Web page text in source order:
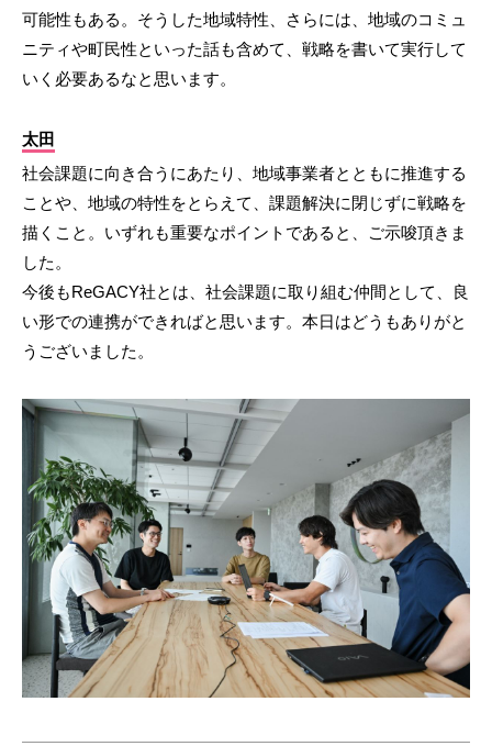
可能性もある。そうした地域特性、さらには、地域のコミュ
ニティや町民性といった話も含めて、戦略を書いて実行して
いく必要あるなと思います。
太田
社会課題に向き合うにあたり、地域事業者とともに推進する
ことや、地域の特性をとらえて、課題解決に閉じずに戦略を
描くこと。いずれも重要なポイントであると、ご示唆頂きま
した。
今後もReGACY社とは、社会課題に取り組む仲間として、良
い形での連携ができればと思います。本日はどうもありがと
うございました。